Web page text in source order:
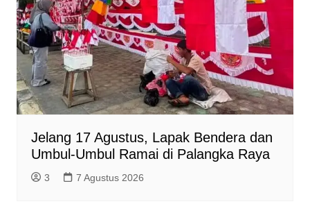
Jelang 17 Agustus, Lapak Bendera dan
Umbul-Umbul Ramai di Palangka Raya
3 7 Agustus 2026